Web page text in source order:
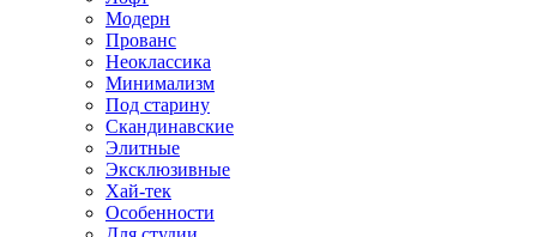
Модерн
Прованс
Неоклассика
Минимализм
Под старину
Скандинавские
Элитные
Эксклюзивные
Хай-тек
Особенности